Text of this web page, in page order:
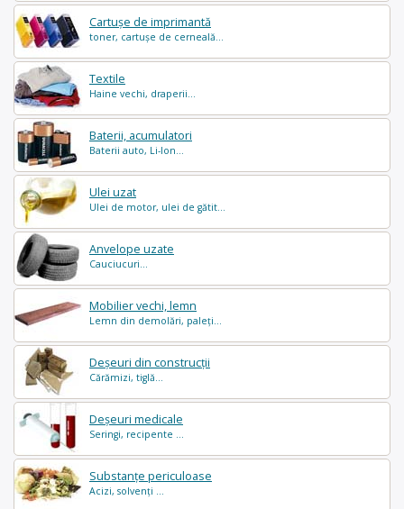
Cartușe de imprimantă
toner, cartușe de cerneală...
Textile
Haine vechi, draperii...
Baterii, acumulatori
Baterii auto, Li-Ion...
Ulei uzat
Ulei de motor, ulei de gătit...
Anvelope uzate
Cauciucuri...
Mobilier vechi, lemn
Lemn din demolări, paleți...
Deșeuri din construcții
Cărămizi, tiglă...
Deșeuri medicale
Seringi, recipente ...
Substanțe periculoase
Acizi, solvenți ...